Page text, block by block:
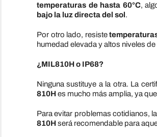
temperaturas de hasta 60°C,
bajo la luz directa del sol.
Por otro lado, resiste
humedad elevada y altos niveles
¿MIL810H o IP68?
Ninguna sustituye a la otra. La
810Hes mucho más amplia, ya
Para evitar problemas cotidianos,
810Hserá recomendable para